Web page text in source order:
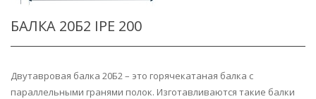
БАЛКА 20Б2 IPE 200
Двутавровая балка 20Б2 – это горячекатаная балка с
параллельными гранями полок. Изготавливаются такие балки